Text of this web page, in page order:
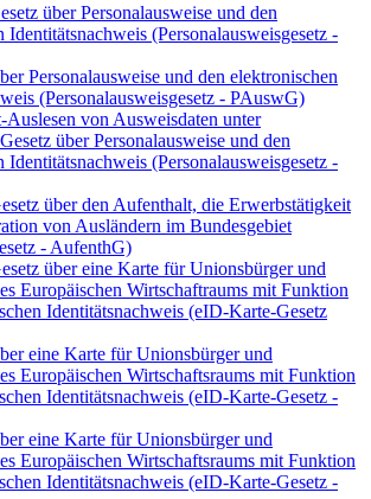
über Personalausweise und den
Identitätsnachweis (Personalausweisgesetz -
Personalausweise und den elektronischen
(Personalausweisgesetz - PAuswG)
Auslesen von Ausweisdaten unter
über Personalausweise und den
Identitätsnachweis (Personalausweisgesetz -
über den Aufenthalt, die Erwerbstätigkeit
von Ausländern im Bundesgebiet
- AufenthG)
über eine Karte für Unionsbürger und
Europäischen Wirtschaftraums mit Funktion
Identitätsnachweis (eID-Karte-Gesetz
eine Karte für Unionsbürger und
Europäischen Wirtschaftsraums mit Funktion
Identitätsnachweis (eID-Karte-Gesetz -
eine Karte für Unionsbürger und
Europäischen Wirtschaftsraums mit Funktion
Identitätsnachweis (eID-Karte-Gesetz -